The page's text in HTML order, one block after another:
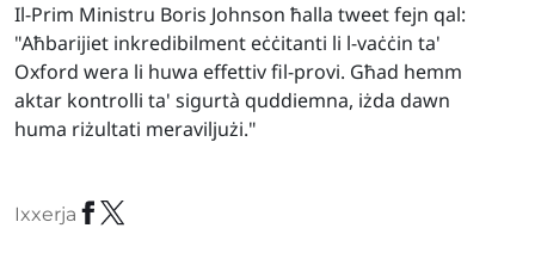
Il-Prim Ministru Boris Johnson ħalla tweet fejn qal:
"Aħbarijiet inkredibilment eċċitanti li l-vaċċin ta'
Oxford wera li huwa effettiv fil-provi. Għad hemm
aktar kontrolli ta' sigurtà quddiemna, iżda dawn
huma riżultati meraviljużi."
Ixxerja